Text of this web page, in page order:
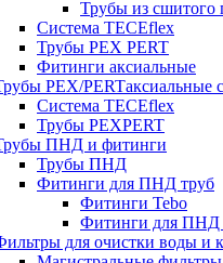
Трубы из сшитого
Система TECEflex
Трубы PEX PERT
Фитинги аксиальные
PEX/PERTаксиальные
Система TECEflex
Трубы PEXPERT
ПНД и фитинги
Трубы ПНД
Фитинги для ПНД труб
Фитинги Tebo
Фитинги для ПНД
для очистки воды и